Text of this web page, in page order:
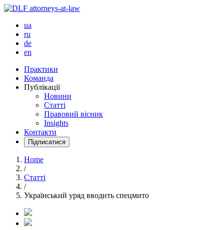
ua
ru
de
en
Практики
Команда
Публікації
Новини
Статті
Правовий вісник
Insights
Контакти
Підписатися
Home
/
Статті
/
Український уряд вводить спецмито